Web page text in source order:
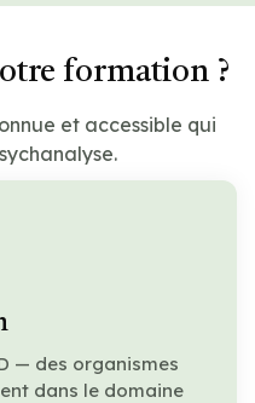
formation ?
et accessible qui
— des organismes
dans le domaine